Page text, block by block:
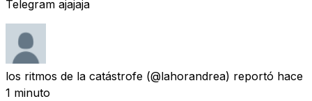
Telegram ajajaja
los ritmos de la catástrofe (@lahorandrea) reportó hace
1 minuto